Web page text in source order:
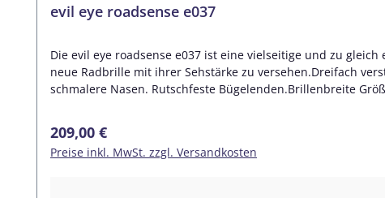
evil eye roadsense e037
Die evil eye roadsense e037 ist eine vielseitige und zu
neue Radbrille mit ihrer Sehstärke zu versehen.Dreifach
schmalere Nasen. Rutschfeste Bügelenden.Brillenbreite
Regulärer Preis:
209,00 €
Preise inkl. MwSt. zzgl. Versandkosten